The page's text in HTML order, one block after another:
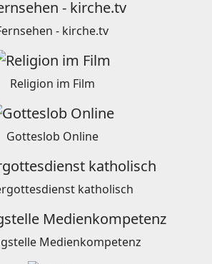
- kirche.tv
Religion im Film
Gotteslob Online
katholisch
Medienkompetenz